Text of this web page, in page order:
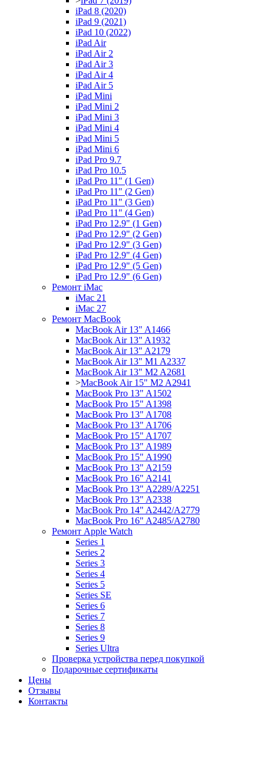
iPad 8 (2020)
iPad 9 (2021)
iPad 10 (2022)
iPad Air
iPad Air 2
iPad Air 3
iPad Air 4
iPad Air 5
iPad Mini
iPad Mini 2
iPad Mini 3
iPad Mini 4
iPad Mini 5
iPad Mini 6
iPad Pro 9.7
iPad Pro 10.5
iPad Pro 11" (1 Gen)
iPad Pro 11" (2 Gen)
iPad Pro 11" (3 Gen)
iPad Pro 11" (4 Gen)
iPad Pro 12.9" (1 Gen)
iPad Pro 12.9" (2 Gen)
iPad Pro 12.9" (3 Gen)
iPad Pro 12.9" (4 Gen)
iPad Pro 12.9" (5 Gen)
iPad Pro 12.9" (6 Gen)
Ремонт iMac
iMac 21
iMac 27
Ремонт MacBook
MacBook Air 13" A1466
MacBook Air 13" A1932
MacBook Air 13" A2179
MacBook Air 13" M1 A2337
MacBook Air 13" M2 A2681
>MacBook Air 15" M2 A2941
MacBook Pro 13" A1502
MacBook Pro 15" A1398
MacBook Pro 13" A1708
MacBook Pro 13" A1706
MacBook Pro 15" A1707
MacBook Pro 13" A1989
MacBook Pro 15" A1990
MacBook Pro 13" A2159
MacBook Pro 16" A2141
MacBook Pro 13" A2289/A2251
MacBook Pro 13" A2338
MacBook Pro 14" A2442/A2779
MacBook Pro 16" A2485/A2780
Ремонт Apple Watch
Series 1
Series 2
Series 3
Series 4
Series 5
Series SE
Series 6
Series 7
Series 8
Series 9
Series Ultra
Проверка устройства перед покупкой
Подарочные сертификаты
Цены
Отзывы
Контакты